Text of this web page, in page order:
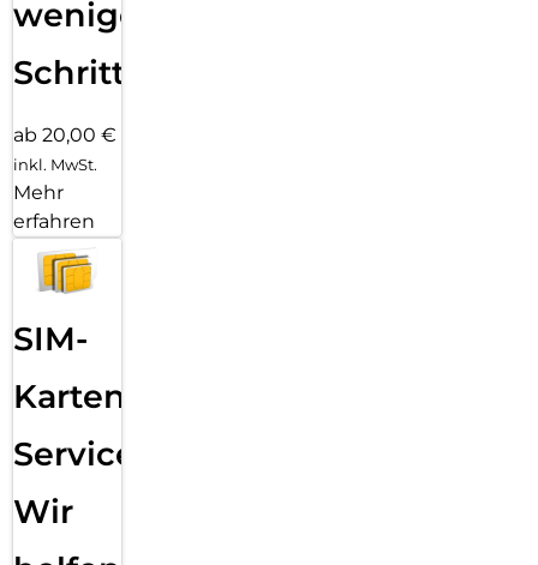
wenigen
Schritten
ab 20,00 €
inkl. MwSt.
Mehr
erfahren
SIM-
Karten
Service:
Wir